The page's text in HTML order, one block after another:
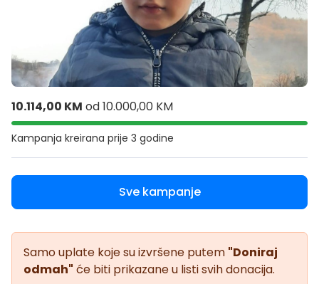
10.114,00 KM od10.000,00 KM
Kampanja kreirana prije 3 godine
Sve kampanje
Samo uplate koje su izvršene putem "Doniraj
odmah" će biti prikazane u listi svih donacija.